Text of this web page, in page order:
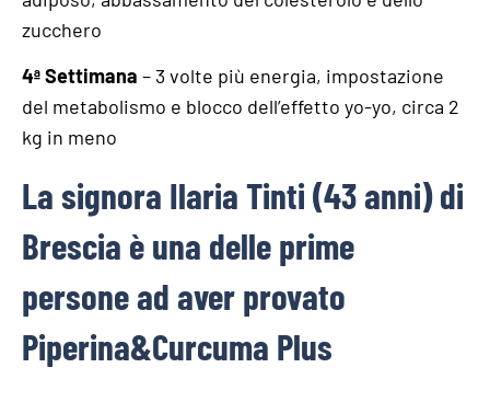
zucchero
4ª Settimana – 3 volte più energia, impostazione
del metabolismo e blocco dell’effetto yo-yo, circa 2
kg in meno
La signora Ilaria Tinti (43 anni) di
Brescia è una delle prime
persone ad aver provato
Piperina&Curcuma Plus